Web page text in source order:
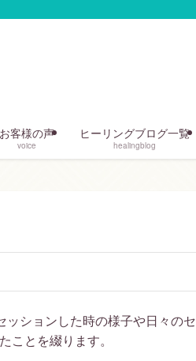
お客様の声
voice
ヒーリングブログ一覧
healingblog
ションした時の様子や日々のセ
とを綴ります。